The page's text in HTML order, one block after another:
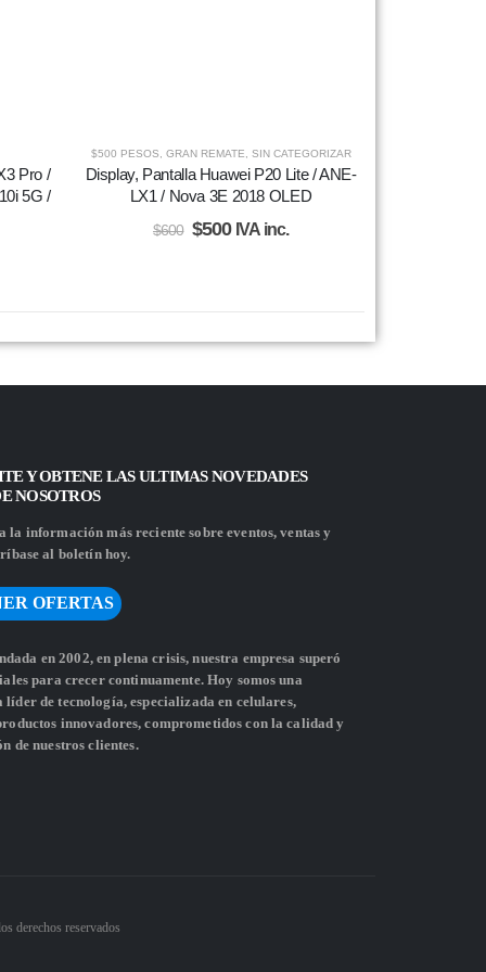
Pro /
5G /
$500 PESOS GRAN REMATE SIN CATEGORIZAR
Display, Pantalla Huawei P20 Lite / ANE-
LX1 / Nova 3E 2018 OLED
$600 $500 IVA inc.
Y OBTENE LAS ULTIMAS NOVEDADES
NOSOTROS
la información más reciente sobre eventos, ventas y
al boletín hoy.
OFERTAS
en 2002, en plena crisis, nuestra empresa superó
para crecer continuamente. Hoy somos una
de tecnología, especializada en celulares,
innovadores, comprometidos con la calidad y
de nuestros clientes.
derechos reservados